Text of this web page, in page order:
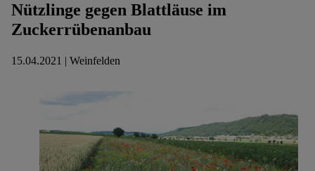
Nützlinge gegen Blattläuse im
Zuckerrübenanbau
15.04.2021 | Weinfelden